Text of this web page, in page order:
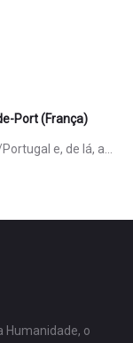
Port (França)
e, de lá, a…
Humanidade, o